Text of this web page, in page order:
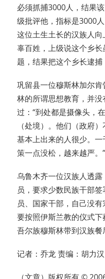
必须抓捕3000人，结果
级批评他，指标是3000
这位土生土长的汉族人
辜百姓，上级说这个乡
题，结果把这个乡长逮
巩留县一位穆斯林加尔
林的所谓思想教育，并
过：“到处都是摄像头，
（处境）。他们（政府
基本上出来的人很少。
策一点没松，越来越严。”
乌鲁木齐一位汉族人透
员，要求少数民族干部
员、国家干部，自己没
要按照伊斯兰教的仪式
吾尔族穆斯林带到汉族餐
记者：乔龙 责编：胡力
（文章）版权所有 ©